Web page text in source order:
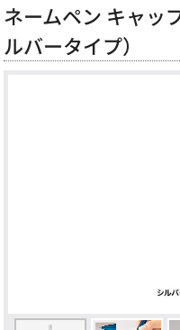
ネームペン キャッ
ルバータイプ）